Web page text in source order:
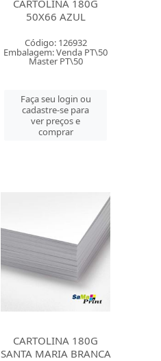
CARTOLINA 180G
50X66 AZUL
Código: 126932
Embalagem: Venda PT\50
Master PT\50
Faça seu login ou
cadastre-se para
ver preços e
comprar
CARTOLINA 180G
SANTA MARIA BRANCA